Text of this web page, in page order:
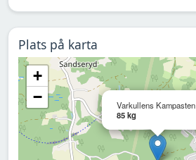
Plats på karta
Varkullens Kampasten
85 kg
+
−